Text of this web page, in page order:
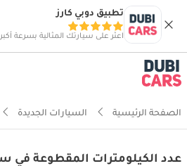
تطبيق دوبي كارز
اعثر على سيارتك المثالية بسرعة أكبر
الصفحة الرئيسية السيارات الجديدة